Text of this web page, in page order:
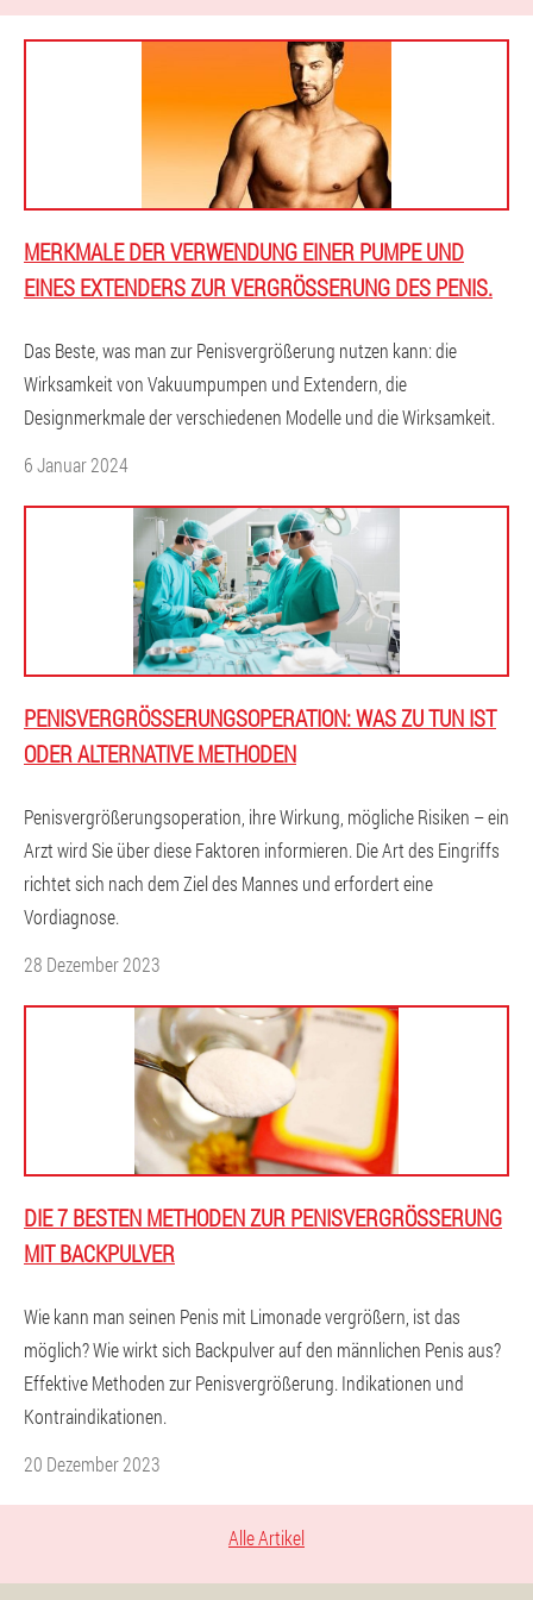
MERKMALE DER VERWENDUNG EINER PUMPE UND
EINES EXTENDERS ZUR VERGRÖSSERUNG DES PENIS.
Das Beste, was man zur Penisvergrößerung nutzen kann: die
Wirksamkeit von Vakuumpumpen und Extendern, die
Designmerkmale der verschiedenen Modelle und die Wirksamkeit.
6 Januar 2024
PENISVERGRÖSSERUNGSOPERATION: WAS ZU TUN IST O
DER ALTERNATIVE METHODEN
Penisvergrößerungsoperation, ihre Wirkung, mögliche Risiken – ein
Arzt wird Sie über diese Faktoren informieren. Die Art des Eingriffs
richtet sich nach dem Ziel des Mannes und erfordert eine
Vordiagnose.
28 Dezember 2023
DIE 7 BESTEN METHODEN ZUR PENISVERGRÖSSERUNG M
IT BACKPULVER
Wie kann man seinen Penis mit Limonade vergrößern, ist das
möglich? Wie wirkt sich Backpulver auf den männlichen Penis aus?
Effektive Methoden zur Penisvergrößerung. Indikationen und
Kontraindikationen.
20 Dezember 2023
Alle Artikel